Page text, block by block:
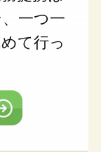
一つ一
て行っ